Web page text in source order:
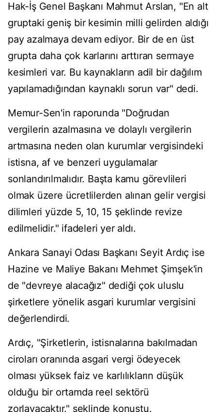
Hak-İş Genel Başkanı Mahmut Arslan, "En alt
gruptaki geniş bir kesimin milli gelirden aldığı
pay azalmaya devam ediyor. Bir de en üst
grupta daha çok karlarını arttıran sermaye
kesimleri var. Bu kaynakların adil bir dağılım
yapılamadığından kaynaklı sorun var" dedi.
Memur-Sen'in raporunda "Doğrudan
vergilerin azalmasına ve dolaylı vergilerin
artmasına neden olan kurumlar vergisindeki
istisna, af ve benzeri uygulamalar
sonlandırılmalıdır. Başta kamu görevlileri
olmak üzere ücretlilerden alınan gelir vergisi
dilimleri yüzde 5, 10, 15 şeklinde revize
edilmelidir." ifadeleri yer aldı.
Ankara Sanayi Odası Başkanı Seyit Ardıç ise
Hazine ve Maliye Bakanı Mehmet Şimşek'in
de "devreye alacağız" dediği çok uluslu
şirketlere yönelik asgari kurumlar vergisini
değerlendirdi.
Ardıç, "Şirketlerin, istisnalarına bakılmadan
ciroları oranında asgari vergi ödeyecek
olması yüksek faiz ve karlılıkların düşük
olduğu bir ortamda reel sektörü
zorlayacaktır." şeklinde konuştu.